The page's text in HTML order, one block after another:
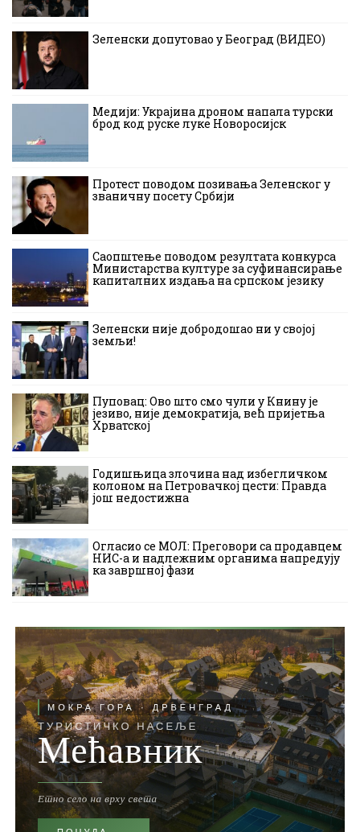
Зеленски допутовао у Београд (ВИДЕО)
Медији: Украјина дроном напала турски
брод код руске луке Новоросијск
Протест поводом позивања Зеленског у
званичну посету Србији
Саопштење поводом резултата конкурса
Министарства културе за суфинансирање
капиталних издања на српском језику
Зеленски није добродошао ни у својој
земљи!
Пуповац: Ово што смо чули у Книну је
језиво, није демократија, већ пријетња
Хрватској
Годишњица злочина над избегличком
колоном на Петровачкој цести: Правда
још недостижна
Огласио се МОЛ: Преговори са продавцем
НИС-а и надлежним органима напредују
ка завршној фази